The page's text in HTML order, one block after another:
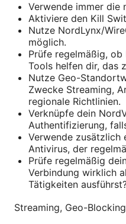
Verwende immer die
Aktiviere den Kill
Nutze NordLynx/
möglich.
Prüfe regelmäßig,
Tools helfen dir, das
Nutze Geo-
Zwecke Streaming,
regionale Richtlinien.
Verknüpfe dein
Authentifizierung,
Verwende zusätzlich
Antivirus, der
Prüfe regelmäßig
Verbindung wirklich
Tätigkeiten
Streaming, Geo-